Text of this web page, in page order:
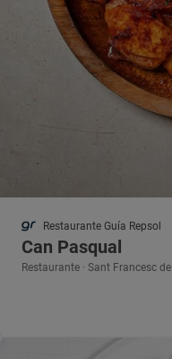
Restaurante Guía Repsol
Can Pasqual
Restaurante · Sant Francesc